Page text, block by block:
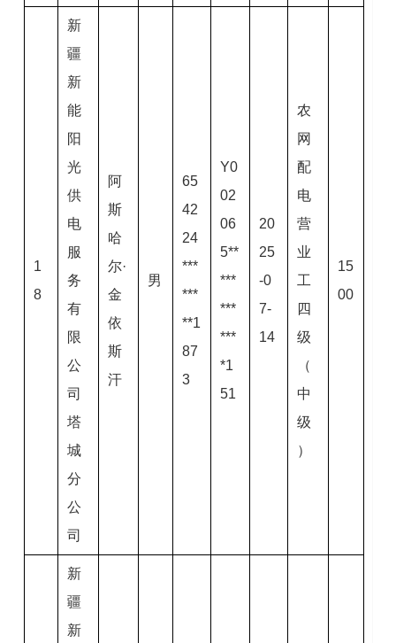
1
8
新
疆
新
能
阳
光
供
电
服
务
有
限
公
司
塔
城
分
公
司
阿
斯
哈
尔·
金
依
斯
汗
男
65
42
24
***
***
**1
87
3
Y0
02
06
5**
***
***
***
*1
51
20
25
-0
7-
14
农
网
配
电
营
业
工
四
级
（
中
级
）
15
00
新
疆
新